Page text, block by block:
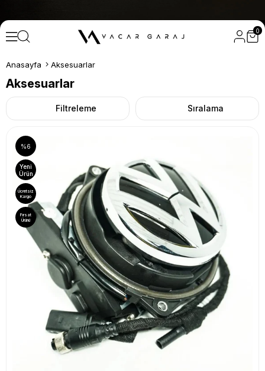
0
Anasayfa Aksesuarlar
Aksesuarlar
Filtreleme Sıralama
%6
Yeni
Ürün
Ücretsiz
Kargo
Fırsat
Ürünü